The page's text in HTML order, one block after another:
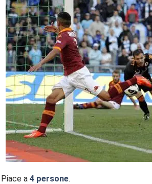
Piace a4 persone.